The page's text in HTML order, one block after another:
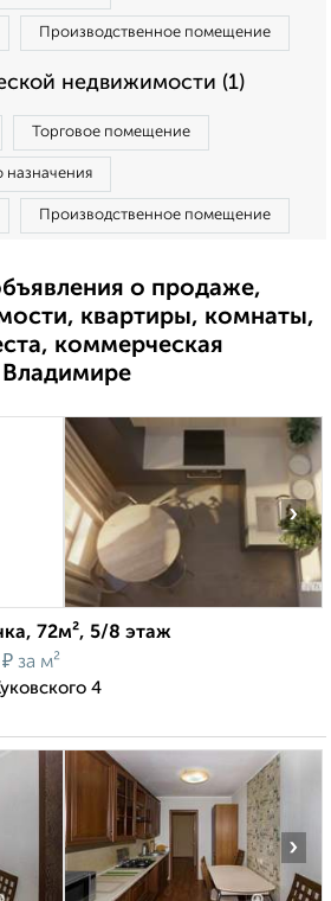
Производственное помещение
недвижимости (1)
Торговое помещение
Производственное помещение
о продаже,
квартиры, комнаты,
коммерческая
›
72м², 5/8 этаж
₽ за м²
4
›